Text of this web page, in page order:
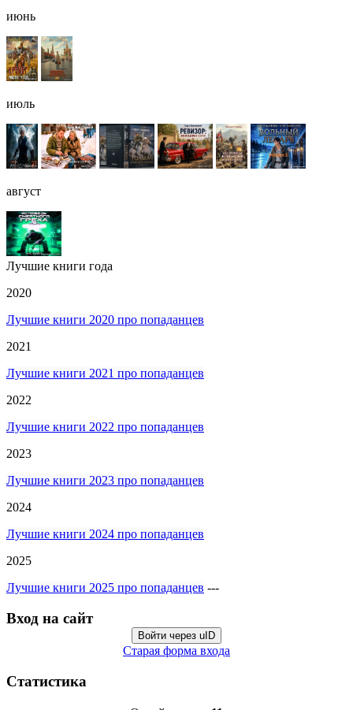
июнь
июль
август
Лучшие книги года
2020
Лучшие книги 2020 про попаданцев
2021
Лучшие книги 2021 про попаданцев
2022
Лучшие книги 2022 про попаданцев
2023
Лучшие книги 2023 про попаданцев
2024
Лучшие книги 2024 про попаданцев
2025
Лучшие книги 2025 про попаданцев ---
Вход на сайт
Войти через uID
Старая форма входа
Статистика